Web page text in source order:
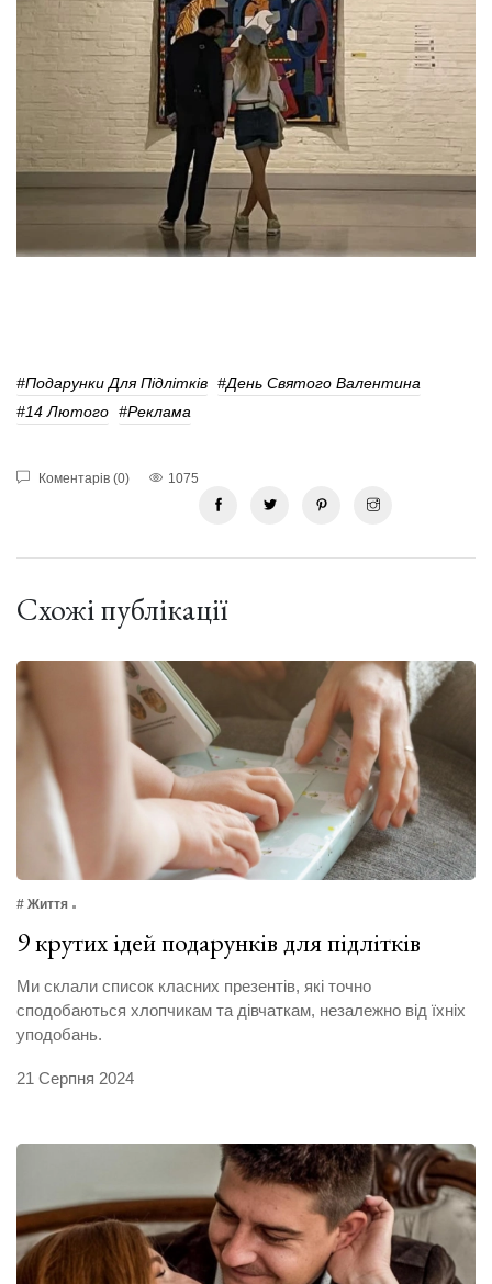
#Подарунки Для Підлітків #День Святого Валентина
#14 Лютого #реклама
Коментарів (0) 1075
Схожі публікації
# Життя
9 крутих ідей подарунків для підлітків
Ми склали список класних презентів, які точно
сподобаються хлопчикам та дівчаткам, незалежно від їхніх
уподобань.
21 Серпня 2024